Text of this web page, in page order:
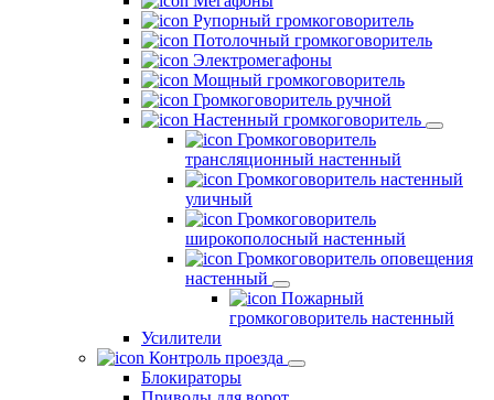
Рупорный громкоговоритель
Потолочный громкоговоритель
Электромегафоны
Мощный громкоговоритель
Громкоговоритель ручной
Настенный громкоговоритель
Громкоговоритель
трансляционный настенный
Громкоговоритель настенный
уличный
Громкоговоритель
широкополосный настенный
Громкоговоритель оповещения
настенный
Пожарный
громкоговоритель настенный
Усилители
Контроль проезда
Блокираторы